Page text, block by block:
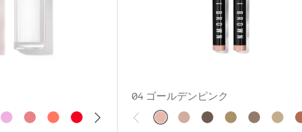
04 ゴールデンピンク